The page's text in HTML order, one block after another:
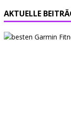
AKTUELLE